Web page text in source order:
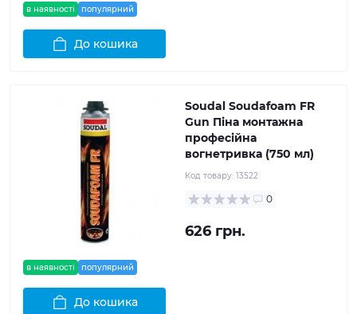
в наявності популярний
До кошика
в наявності популярний
Soudal Soudafoam FR
Gun Піна монтажна
професійна
вогнетривка (750 мл)
Код товару: 13522
0
626 грн.
До кошика